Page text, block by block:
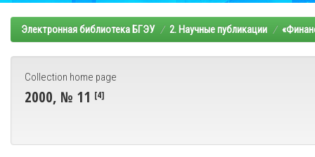
Электронная библиотека БГЭУ 2. Научные публикации
Collection home page
2000, № 11 [4]